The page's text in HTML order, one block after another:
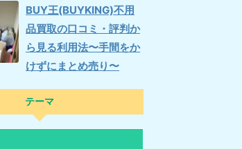
BUY王(BUYKING)不用
品買取の口コミ・評判か
ら見る利用法〜手間をか
けずにまとめ売り〜
テーマ